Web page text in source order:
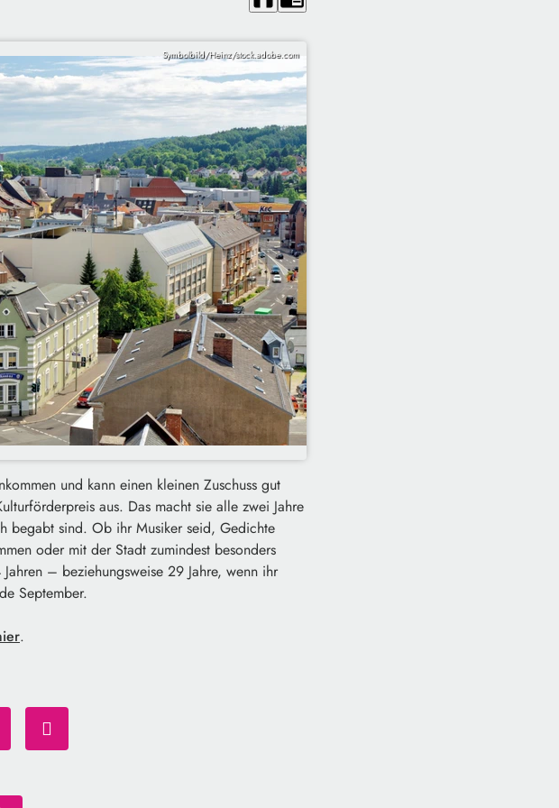
Symbolbild/Heinz/stock.adobe.com
und kann einen kleinen Zuschuss gut
aus. Das macht sie alle zwei Jahre
begabt sind. Ob ihr Musiker seid, Gedichte
oder mit der Stadt zumindest besonders
– beziehungsweise 29 Jahre, wenn ihr
September.
.